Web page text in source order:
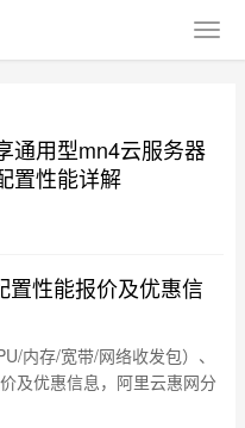
通用型mn4云服务器
置性能详解
置性能报价及优惠信
内存/宽带/网络收发包）、
及优惠信息，阿里云惠网分